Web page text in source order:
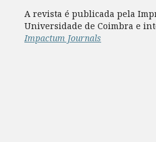
A revista é publicada pela
Universidade de Coimbra e
Impactum Journals